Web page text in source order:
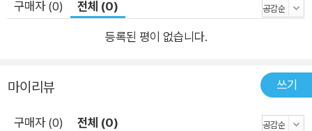
구매자 (0) 전체 (0)
등록된 평이 없습니다.
마이리뷰 쓰기
구매자 (0) 전체 (0)